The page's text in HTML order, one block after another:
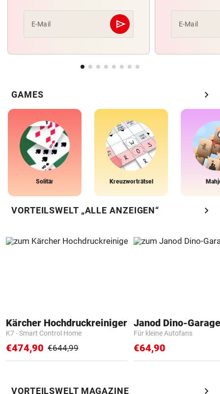
E-Mail send
Abschicken E-Mail
GAMES chevron_right
Solitär Kreuzworträtsel
VORTEILSWELT „ALLE ANZEIGEN“ chevron_right
Kärcher Hochdruckreiniger
K7 - Smart Control Home
€474,90 €644,99
Janod Dino-Garage
Für kleine Autofans
€64,90
VORTEILSWELT MAGAZINE chevron_right